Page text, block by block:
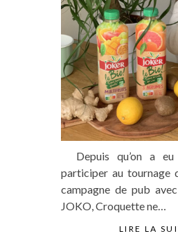
Depuis qu’on a eu
participer au tournage
campagne de pub
JOKO, Croquette ne…
LIRE LA